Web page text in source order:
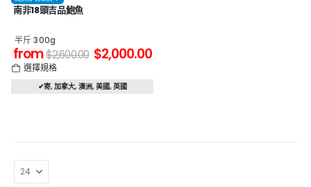
南非18頭吉品鮑魚
半斤 300g
from$2,600.00 $2,000.00
選擇規格
✔寄, 加拿大, 澳洲, 美國, 英國